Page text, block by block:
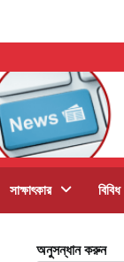
সাক্ষাৎকার বিবিধ
অনুসন্ধান করুন